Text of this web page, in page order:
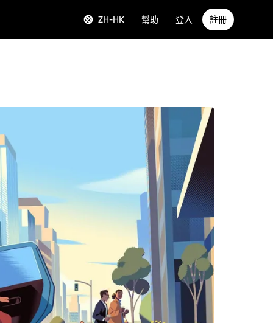
ZH-HK 幫助 登入 註冊